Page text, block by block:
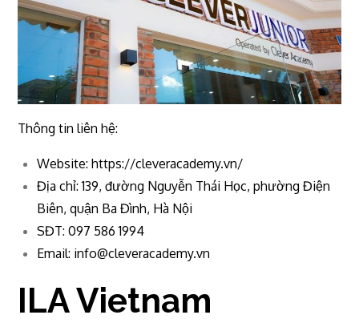
Thông tin liên hệ:
Website: https://cleveracademy.vn/
Địa chỉ: 139, đường Nguyễn Thái Học, phường Điện
Biên, quận Ba Đình, Hà Nội
SĐT: 097 586 1994
Email: info@cleveracademy.vn
ILA Vietnam